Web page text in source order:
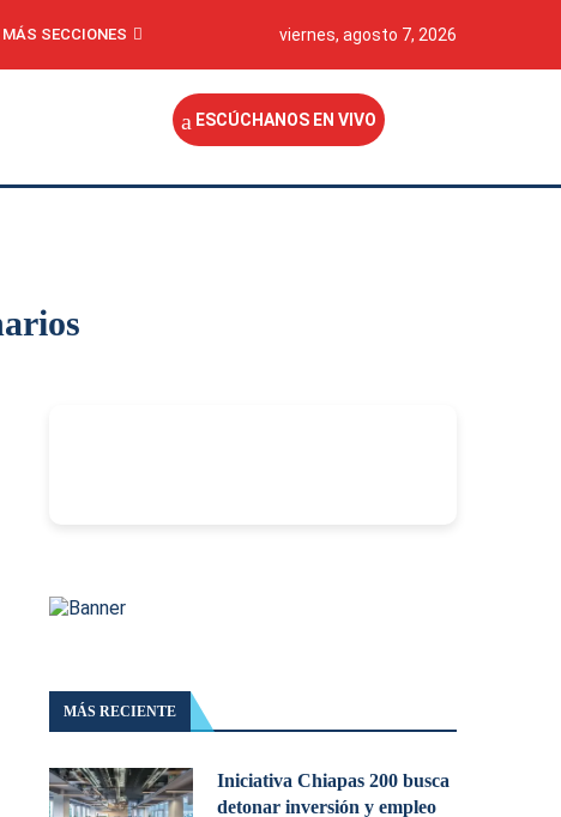
MÁS SECCIONES viernes, agosto 7, 2026
ESCÚCHANOS EN VIVO
MÁS RECIENTE
Iniciativa Chiapas 200 busca
detonar inversión y empleo